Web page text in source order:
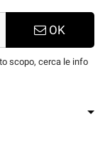
OK
scopo, cerca le info